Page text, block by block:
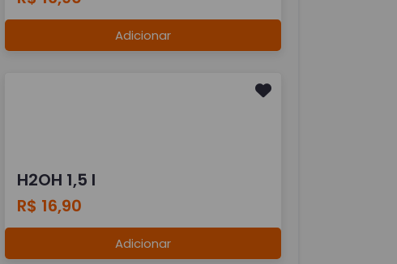
Adicionar
H2OH 1,5 l
R$ 16,90
Adicionar